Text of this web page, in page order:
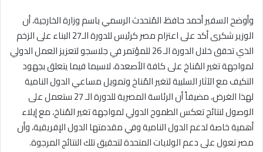
وأوضح السفير أحمد حافظ، المُتحدث الرسمي باسم وزارة الخارجية، أن
الوزير شكرى أكد على اعتزام مصر كرئيس للدورة الـ27 البناء على الزخم
الذي تحقق خلال الدورة الـ 26 للمؤتمر في جلاسجو لتعزيز العمل الدولي
لمواجهة تغير المُناخ على كافة الأصعدة، لاسيما فيما يتعلق بجهود
التكيف مع الآثار السلبية لتغير المُناخ وتمويل مساعي الدول النامية
لهذا الغرض، مضيفاً أن الرئاسة المصرية للدورة الـ 27 ستعمل على
الوصول لنتائج تعكس الطموح الدولي لمواجهة تغير المُناخ، مع إيلاء
أهمية خاصة لدعم الدول النامية وفي مقدمتها الدول الإفريقية، وأن
مصر تعول على دعم الولايات المتحدة لتحقيق تلك النتائج المرجوة.